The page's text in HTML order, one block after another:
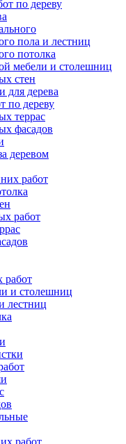
по дереву
пола и лестниц
потолка
мебели и столешниц
стен
для дерева
по дереву
террас
фасадов
деревом
работ
работ
работ
и столешниц
лестниц
работ